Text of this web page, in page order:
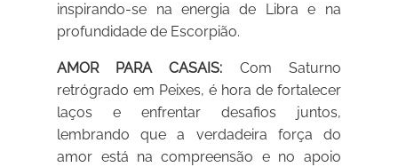
inspirando-se na energia de Libra e na
profundidade de Escorpião.
AMOR PARA CASAIS: Com Saturno
retrógrado em Peixes, é hora de fortalecer
laços e enfrentar desafios juntos,
lembrando que a verdadeira força do
amor está na compreensão e no apoio